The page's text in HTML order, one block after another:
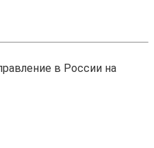
в России на